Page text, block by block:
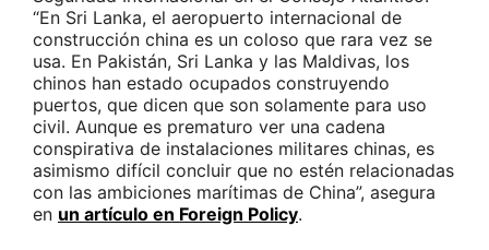
“En Sri Lanka, el aeropuerto internacional de
construcción china es un coloso que rara vez se
usa. En Pakistán, Sri Lanka y las Maldivas, los
chinos han estado ocupados construyendo
puertos, que dicen que son solamente para uso
civil. Aunque es prematuro ver una cadena
conspirativa de instalaciones militares chinas, es
asimismo difícil concluir que no estén relacionadas
con las ambiciones marítimas de China”, asegura
en un artículo en Foreign Policy.